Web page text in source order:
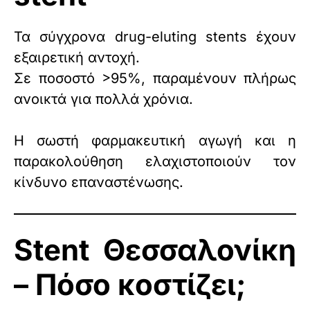
Τα σύγχρονα drug-eluting stents έχουν
εξαιρετική αντοχή.
Σε ποσοστό >95%, παραμένουν πλήρως
ανοικτά για πολλά χρόνια.
Η σωστή φαρμακευτική αγωγή και η
παρακολούθηση ελαχιστοποιούν τον
κίνδυνο επαναστένωσης.
Stent Θεσσαλονίκη
– Πόσο κοστίζει;